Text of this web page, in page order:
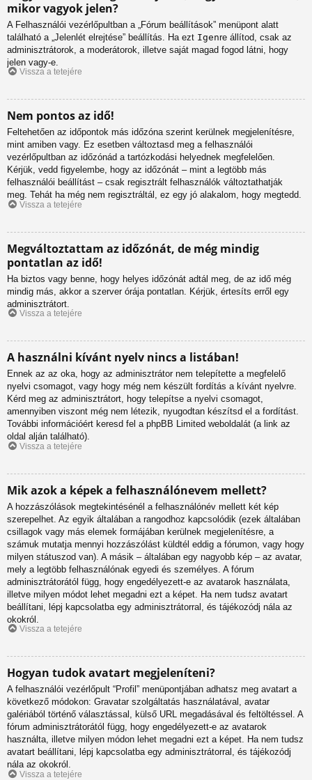
mikor vagyok jelen?
A Felhasználói vezérlőpultban a „Fórum beállítások” menüpont alatt
található a „Jelenlét elrejtése” beállítás. Ha ezt Igenre állítod, csak az
adminisztrátorok, a moderátorok, illetve saját magad fogod látni, hogy
jelen vagy-e.
Vissza a tetejére
Nem pontos az idő!
Feltehetően az időpontok más időzóna szerint kerülnek megjelenítésre,
mint amiben vagy. Ez esetben változtasd meg a felhasználói
vezérlőpultban az időzónád a tartózkodási helyednek megfelelően.
Kérjük, vedd figyelembe, hogy az időzónát – mint a legtöbb más
felhasználói beállítást – csak regisztrált felhasználók változtathatják
meg. Tehát ha még nem regisztráltál, ez egy jó alakalom, hogy megtedd.
Vissza a tetejére
Megváltoztattam az időzónát, de még mindig
pontatlan az idő!
Ha biztos vagy benne, hogy helyes időzónát adtál meg, de az idő még
mindig más, akkor a szerver órája pontatlan. Kérjük, értesíts erről egy
adminisztrátort.
Vissza a tetejére
A használni kívánt nyelv nincs a listában!
Ennek az az oka, hogy az adminisztrátor nem telepítette a megfelelő
nyelvi csomagot, vagy hogy még nem készült fordítás a kívánt nyelvre.
Kérd meg az adminisztrátort, hogy telepítse a nyelvi csomagot,
amennyiben viszont még nem létezik, nyugodtan készítsd el a fordítást.
További információért keresd fel a phpBB Limited weboldalát (a link az
oldal alján található).
Vissza a tetejére
Mik azok a képek a felhasználónevem mellett?
A hozzászólások megtekintésénél a felhasználónév mellett két kép
szerepelhet. Az egyik általában a rangodhoz kapcsolódik (ezek általában
csillagok vagy más elemek formájában kerülnek megjelenítésre, a
számuk mutatja mennyi hozzászólást küldtél eddig a fórumon, vagy hogy
milyen státuszod van). A másik – általában egy nagyobb kép – az avatar,
mely a legtöbb felhasználónak egyedi és személyes. A fórum
adminisztrátorától függ, hogy engedélyezett-e az avatarok használata,
illetve milyen módot lehet megadni ezt a képet. Ha nem tudsz avatart
beállítani, lépj kapcsolatba egy adminisztrátorral, és tájékozódj nála az
okokról.
Vissza a tetejére
Hogyan tudok avatart megjeleníteni?
A felhasználói vezérlőpult “Profil” menüpontjában adhatsz meg avatart a
következő módokon: Gravatar szolgáltatás használatával, avatar
galériából történő választással, külső URL megadásával és feltöltéssel. A
fórum adminisztrátorától függ, hogy engedélyezett-e az avatarok
használta, illetve milyen módon lehet megadni ezt a képet. Ha nem tudsz
avatart beállítani, lépj kapcsolatba egy adminisztrátorral, és tájékozódj
nála az okokról.
Vissza a tetejére